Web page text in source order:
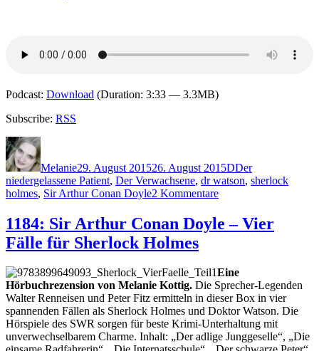
Podcast: Download (Duration: 3:33 — 3.3MB)
Subscribe: RSS
Autor
Melanie29. August 201526. August 2015DDer
niedergelassene Patient, Der Verwachsene, dr watson, sherlock
holmes, Sir Arthur Conan Doyle2 Kommentarezu
Arthur
Conan
Die
Memoiren
des
Sherlock
Holmes
1184: Sir Arthur Conan Doyle – Vier
Fälle für Sherlock Holmes
Eine
Hörbuchrezension von Melanie Kottig. Die Sprecher-Legenden
Walter Renneisen und Peter Fitz ermitteln in dieser Box in vier
spannenden Fällen als Sherlock Holmes und Doktor Watson. Die
Hörspiele des SWR sorgen für beste Krimi-Unterhaltung mit
unverwechselbarem Charme. Inhalt: „Der adlige Junggeselle“, „Die